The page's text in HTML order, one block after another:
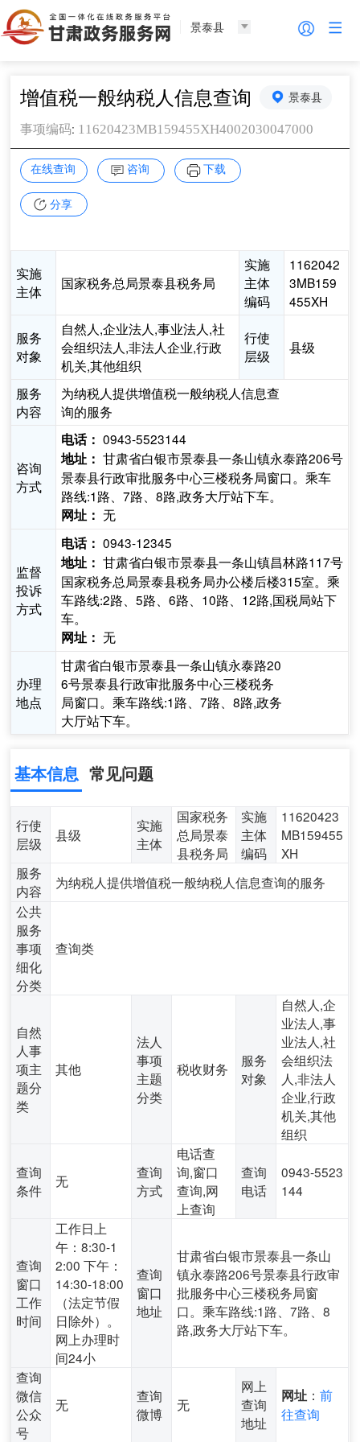
景泰县
增值税一般纳税人信息查询 景泰县
事项编码: 11620423MB159455XH4002030047000
在线查询 咨询 下载
分享
实施
主体
国家税务总局景泰县税务局
实施
主体
编码
1162042
3MB159
455XH
服务
对象
自然人,企业法人,事业法人,社
会组织法人,非法人企业,行政
机关,其他组织
行使
层级
县级
服务
内容
为纳税人提供增值税一般纳税人信息查
询的服务
咨询
方式
电话： 0943-5523144
地址： 甘肃省白银市景泰县一条山镇永泰路206号
景泰县行政审批服务中心三楼税务局窗口。乘车
路线:1路、7路、8路,政务大厅站下车。
网址： 无
监督
投诉
方式
电话： 0943-12345
地址： 甘肃省白银市景泰县一条山镇昌林路117号
国家税务总局景泰县税务局办公楼后楼315室。乘
车路线:2路、5路、6路、10路、12路,国税局站下
车。
网址： 无
办理
地点
甘肃省白银市景泰县一条山镇永泰路20
6号景泰县行政审批服务中心三楼税务
局窗口。乘车路线:1路、7路、8路,政务
大厅站下车。
基本信息 常见问题
行使
层级
县级
实施
主体
国家税务
总局景泰
县税务局
实施
主体
编码
11620423
MB159455
XH
服务
内容
为纳税人提供增值税一般纳税人信息查询的服务
公共
服务
事项
细化
分类
查询类
自然
人事
项主
题分
类
其他
法人
事项
主题
分类
税收财务
服务
对象
自然人,企
业法人,事
业法人,社
会组织法
人,非法人
企业,行政
机关,其他
组织
查询
条件
无
查询
方式
电话查
询,窗口
查询,网
上查询
查询
电话
0943-5523
144
查询
窗口
工作
时间
工作日上
午：8:30-1
2:00 下午：
14:30-18:00
（法定节假
日除外）。
网上办理时
间24小
查询
窗口
地址
甘肃省白银市景泰县一条山
镇永泰路206号景泰县行政审
批服务中心三楼税务局窗
口。乘车路线:1路、7路、8
路,政务大厅站下车。
查询
微信
公众
号
无
查询
微博
无
网上
查询
地址
网址 ：前
往查询